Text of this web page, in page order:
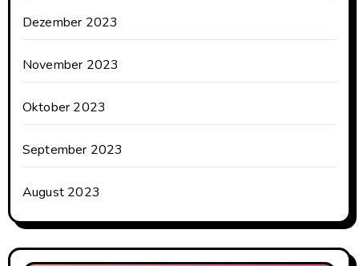
Dezember 2023
November 2023
Oktober 2023
September 2023
August 2023